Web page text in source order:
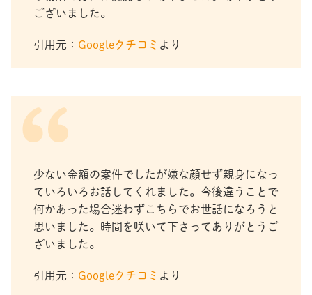
ございました。
引用元： Googleクチコミ より
少ない金額の案件でしたが嫌な顔せず親身になっ
ていろいろお話してくれました。今後違うことで
何かあった場合迷わずこちらでお世話になろうと
思いました。時間を咲いて下さってありがとうご
ざいました。
引用元： Googleクチコミ より